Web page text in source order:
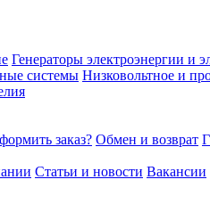
Генераторы электроэнергии и
системы Низковольтное и
заказ? Обмен и возврат
Статьи и новости Вакансии